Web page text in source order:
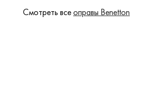
Смотреть всеоправы Benetton